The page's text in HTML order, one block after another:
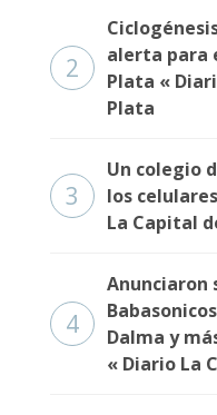
2
alerta para
Plata «
Plata
3
Un colegio
los
La Capital
4
Anunciaron
Dalma y
« Diario La